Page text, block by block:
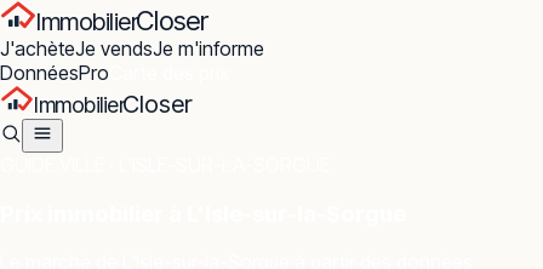
ImmobilierCloser
J'achèteJe vendsJe m'informe
DonnéesPro
ImmobilierCloser